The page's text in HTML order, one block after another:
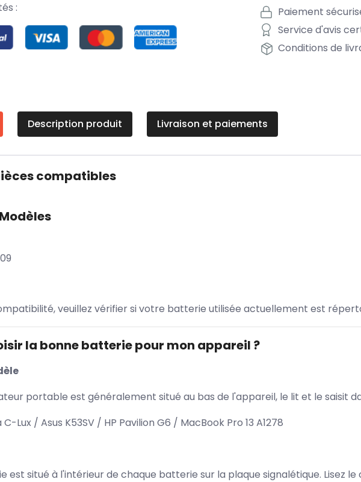
:
Paiement
Service d'avis
Conditions de
Description produit Livraison et paiements
compatibles
veuillez vérifier si votre batterie utilisée actuellement est
la bonne batterie pour mon appareil ?
portable est généralement situé au bas de l'appareil, le lit et le saisit
Lux / Asus K53SV / HP Pavilion G6 / MacBook Pro 13 A1278
est situé à l'intérieur de chaque batterie sur la plaque signalétique. Lisez